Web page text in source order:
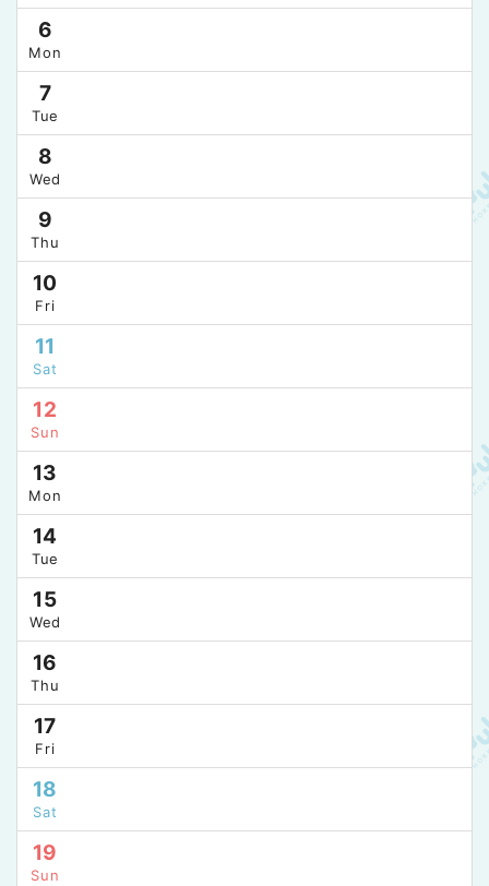
6
Mon
7
Tue
8
Wed
9
Thu
10
Fri
11
Sat
12
Sun
13
Mon
14
Tue
15
Wed
16
Thu
17
Fri
18
Sat
19
Sun